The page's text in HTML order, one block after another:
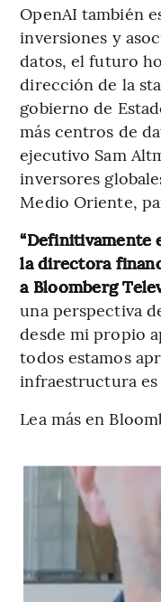
OpenAI también
inversiones y
datos, el futuro
dirección de la
gobierno de
más centros de
ejecutivo Sam
inversores
Medio Oriente,
“Definitivamente
la directora
a Bloomberg
una perspectiva
desde mi propio
todos estamos
infraestructura es
Lea más en